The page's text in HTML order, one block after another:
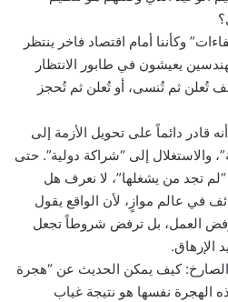
وكأننا أمام اقتصاد فاخر ينتظر
يعيشون في طابور الانتظار
تُعلن ثم تُنسى، أو تُعلن ثم تُحجز
دائماً على تحويل الأزمة إلى
والاستغلال إلى “شراكة دولية”. حتى
تجد من يشغلها”، لا نعرف هل
في عالم موازٍ، لأن الواقع يقول
العمل، بل ترفض شروطاً تجعل
الإرهاق.
الصارخ: كيف يمكن الحديث عن “هجرة
الهجرة نفسها هو نتيجة غياب